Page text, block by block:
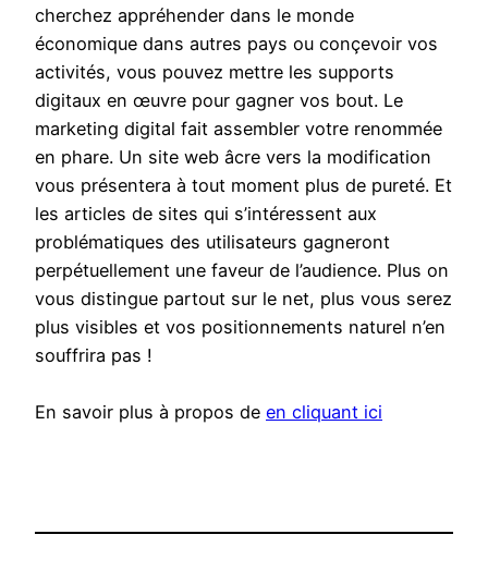
cherchez appréhender dans le monde
économique dans autres pays ou conçevoir vos
activités, vous pouvez mettre les supports
digitaux en œuvre pour gagner vos bout. Le
marketing digital fait assembler votre renommée
en phare. Un site web âcre vers la modification
vous présentera à tout moment plus de pureté. Et
les articles de sites qui s’intéressent aux
problématiques des utilisateurs gagneront
perpétuellement une faveur de l’audience. Plus on
vous distingue partout sur le net, plus vous serez
plus visibles et vos positionnements naturel n’en
souffrira pas !
En savoir plus à propos de en cliquant ici